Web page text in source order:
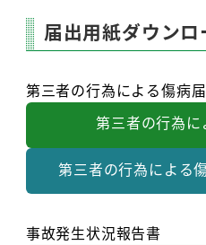
届出用紙ダウンロ
第三者の行為による傷病届
第三者の行為に
第三者の行為による
事故発生状況報告書